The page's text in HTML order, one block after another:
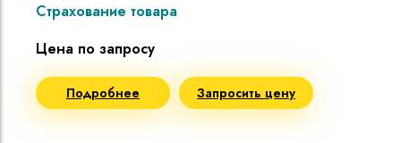
Страхование товара
Цена по запросу
Подробнее Запросить цену